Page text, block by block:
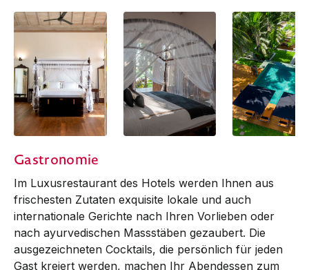
Mansion
Gastronomie
Im Luxusrestaurant des Hotels werden Ihnen aus
frischesten Zutaten exquisite lokale und auch
internationale Gerichte nach Ihren Vorlieben oder
nach ayurvedischen Massstäben gezaubert. Die
ausgezeichneten Cocktails, die persönlich für jeden
Gast kreiert werden, machen Ihr Abendessen zum